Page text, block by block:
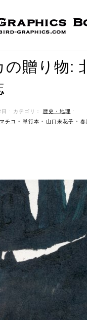
の贈り物:
ˑ カテゴリ： 歴史・地理
ˑ
チコ • 単行本 • 山口未花子 • 春